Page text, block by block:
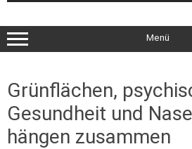
Menü
Grünflächen,
Gesundheit und
hängen zusammen